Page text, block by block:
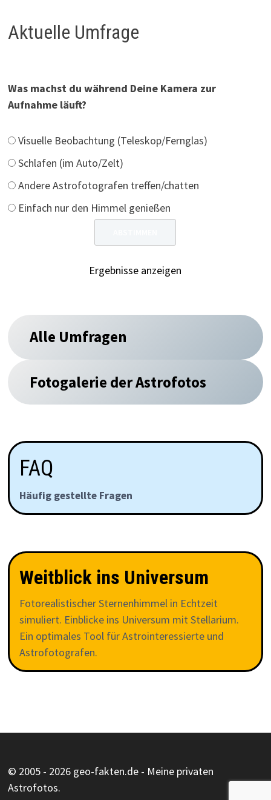
Aktuelle Umfrage
Was machst du während Deine Kamera zur
Aufnahme läuft?
Visuelle Beobachtung (Teleskop/Fernglas)
Schlafen (im Auto/Zelt)
Andere Astrofotografen treffen/chatten
Einfach nur den Himmel genießen
Ergebnisse anzeigen
Alle Umfragen
Fotogalerie der Astrofotos
FAQ
Häufig gestellte Fragen
Weitblick ins Universum
Fotorealistischer Sternenhimmel in Echtzeit
simuliert. Einblicke ins Universum mit Stellarium.
Ein optimales Tool für Astrointeressierte und
Astrofotografen.
© 2005 - 2026 geo-fakten.de - Meine privaten
Astrofotos.